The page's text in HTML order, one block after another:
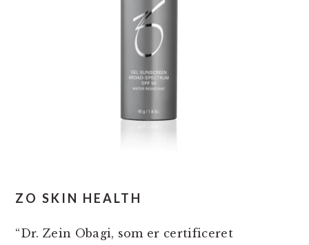
ZO SKIN HEALTH
“Dr. Zein Obagi, som er certificeret